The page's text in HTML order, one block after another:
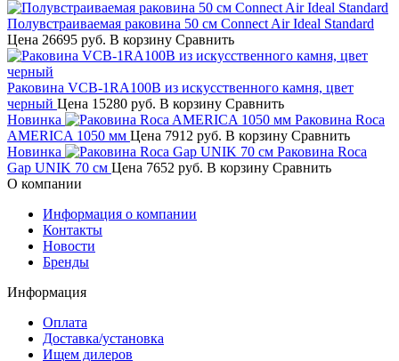
Полувстраиваемая раковина 50 см Connect Air Ideal Standard
Цена 26695 руб. В корзину Сравнить
Раковина VCB-1RA100B из искусственного камня, цвет
черный Цена 15280 руб. В корзину Сравнить
Новинка
Раковина Roca
AMERICA 1050 мм Цена 7912 руб. В корзину Сравнить
Новинка
Раковина Roca
Gap UNIK 70 см Цена 7652 руб. В корзину Сравнить
О компании
Информация о компании
Контакты
Новости
Бренды
Информация
Оплата
Доставка/установка
Ищем дилеров